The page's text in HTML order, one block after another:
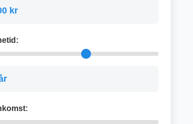
kr